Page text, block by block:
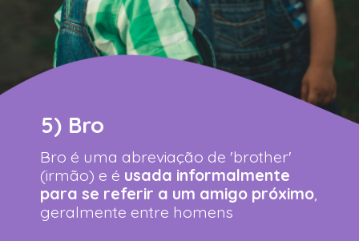
5) Bro
Bro é uma abreviação de 'brother'
(irmão) e é usada informalmente
para se referir a um amigo próximo,
geralmente entre homens